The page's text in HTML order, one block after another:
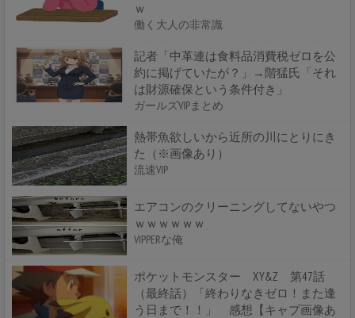
ｗ
働く大人の非常識
記者「中革連は食料品消費税ゼロを公
約に掲げていたが？」→階猛氏「それ
は財源確保という条件付き」
ガールズVIPまとめ
熱帯魚欲しいから近所の川にとりにき
た（※画像あり）
流速VIP
エアコンのクリーニングしてないやつ
ｗｗｗｗｗｗ
VIPPERな俺
ポケットモンスター XY&Z 第47話
（最終話）「終わりなきゼロ！また逢
う日まで！！」 感想【キャプ画像あ